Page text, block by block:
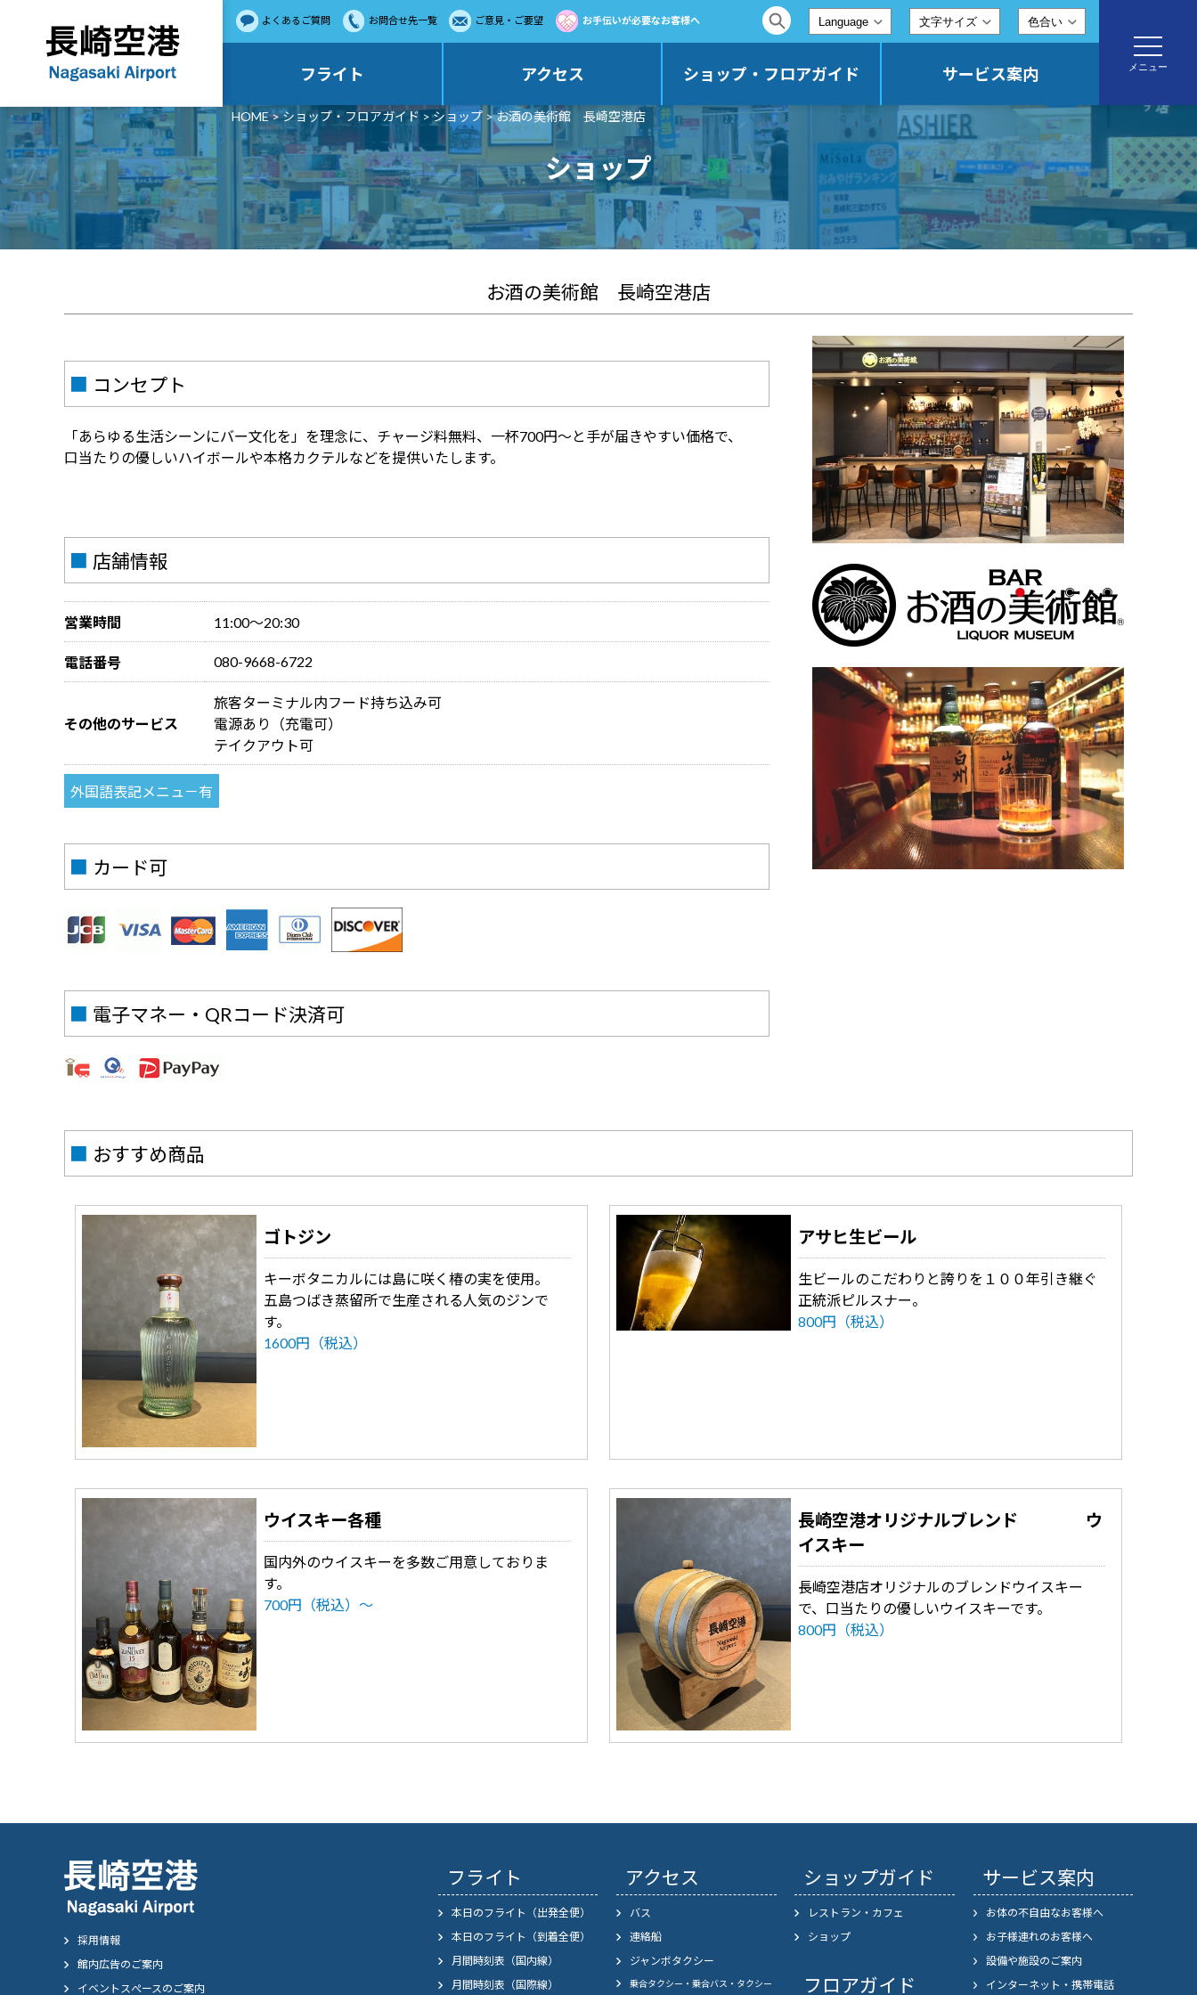
よくあるご質問 お問合せ先一覧 ご意見・ご要望 お手伝いが必要なお客様へ 文字サイズ 色合い
フライト アクセス ショップ・フロアガイド サービス案内
toggle
メニュー
ショップ
HOME>ショップ・フロアガイド >ショップ > お酒の美術館 長崎空港店
お酒の美術館 長崎空港店
■ コンセプト
「あらゆる生活シーンにバー文化を」を理念に、チャージ料無料、一杯700円～と手が届きやすい価格で、
口当たりの優しいハイボールや本格カクテルなどを提供いたします。
■ 店舗情報
営業時間 11:00～20:30
電話番号 080-9668-6722
その他のサービス
旅客ターミナル内フード持ち込み可
電源あり（充電可）
テイクアウト可
外国語表記メニュ－有
■ カード可
■ 電子マネー・QRコード決済可
■ おすすめ商品
ゴトジン
キーボタニカルには島に咲く椿の実を使用。
五島つばき蒸留所で生産される人気のジンで
す。
1600円（税込）
アサヒ生ビール
生ビールのこだわりと誇りを１００年引き継ぐ
正統派ピルスナー。
800円（税込）
ウイスキー各種
国内外のウイスキーを多数ご用意しておりま
す。
700円（税込）～
長崎空港オリジナルブレンド ウ
イスキー
長崎空港店オリジナルのブレンドウイスキー
で、口当たりの優しいウイスキーです。
800円（税込）
採用情報
館内広告のご案内
イベントスぺースのご案内
フライト
本日のフライト（出発全便）
本日のフライト（到着全便）
月間時刻表（国内線）
月間時刻表（国際線）
アクセス
バス
連絡船
ジャンボタクシー
乗合タクシー・乗合バス・タクシー
ショップガイド
レストラン・カフェ
ショップ
フロアガイド
サービス案内
お体の不自由なお客様へ
お子様連れのお客様へ
設備や施設のご案内
インターネット・携帯電話